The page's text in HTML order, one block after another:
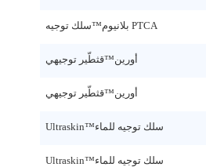
بلانيوم™سلك توجيه PTCA
أورين™قثطّير توجيهي
أورين™قثطّير توجيهي
Ultraskin™سلك توجيه للماء
Ultraskin™سلك توجيه للماء